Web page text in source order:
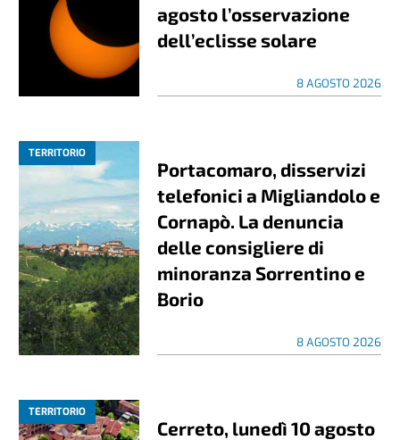
agosto l’osservazione
dell’eclisse solare
8 AGOSTO 2026
TERRITORIO
Portacomaro, disservizi
telefonici a Migliandolo e
Cornapò. La denuncia
delle consigliere di
minoranza Sorrentino e
Borio
8 AGOSTO 2026
TERRITORIO
Cerreto, lunedì 10 agosto